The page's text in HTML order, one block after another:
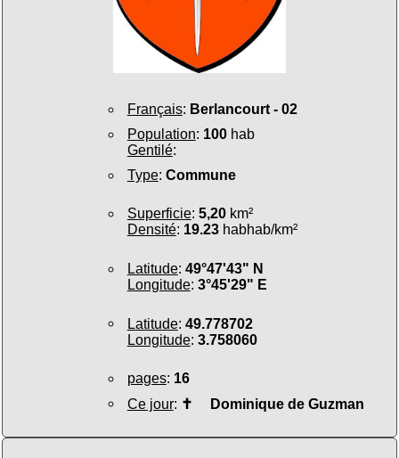
Français: Berlancourt - 02
Population: 100hab
Gentilé:
Type: Commune
Superficie: 5,20km²
Densité: 19.23habhab/km²
Latitude: 49°47'43" N
Longitude: 3°45'29" E
Latitude: 49.778702
Longitude: 3.758060
pages: 16
Ce jour: ✝ Dominique de Guzman